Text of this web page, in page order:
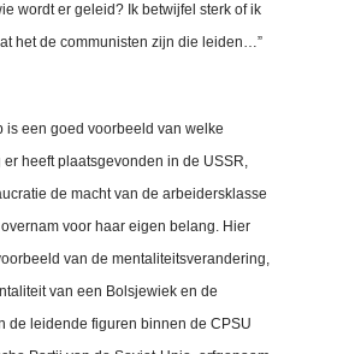
wordt er geleid? Ik betwijfel sterk of ik
het de communisten zijn die leiden…”
is een goed voorbeeld van welke
heeft plaatsgevonden in de USSR,
de macht van de arbeidersklasse
voor haar eigen belang. Hier
van de mentaliteitsverandering,
van een Bolsjewiek en de
de leidende figuren binnen de CPSU